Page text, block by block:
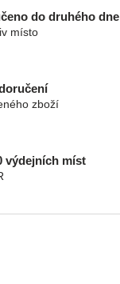
do druhého dne
místo
zboží
výdejních míst